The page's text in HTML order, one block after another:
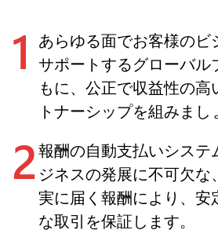
1
あらゆる面でお客様のビ
サポートするグローバル
もに、公正で収益性の高
トナーシップを組みまし
2報酬の自動支払いシステ
ジネスの発展に不可欠な
実に届く報酬により、安
な取引を保証します。